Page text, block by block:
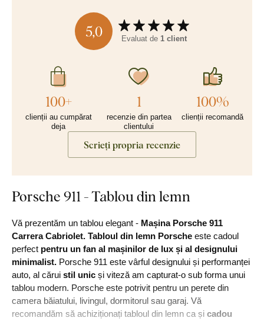
5,0 Evaluat de 1 client
100+
clienții au cumpărat
deja
1
recenzie din partea
clientului
100%
clienții recomandă
Scrieți propria recenzie
Porsche 911 - Tablou din lemn
Vă prezentăm un tablou elegant - Mașina Porsche 911
Carrera Cabriolet. Tabloul din lemn Porsche este cadoul
perfect pentru un fan al mașinilor de lux și al designului
minimalist. Porsche 911 este vârful designului și performanței
auto, al cărui stil unic și viteză am capturat-o sub forma unui
tablou modern. Porsche este potrivit pentru un perete din
camera băiatului, livingul, dormitorul sau garaj. Vă
recomandăm să achiziționați tabloul din lemn ca și cadou